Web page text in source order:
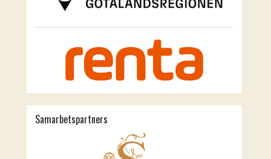
Samarbetspartners